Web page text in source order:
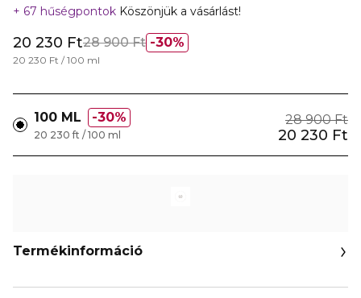
67 hűségpontok Köszönjük a vásárlást!
30%
20 230 Ft28 900 Ft
20 230 Ft / 100 ml
100 ML 30% 28 900 Ft
20 230 Ft
20 230 ft / 100 ml
Termékinformáció